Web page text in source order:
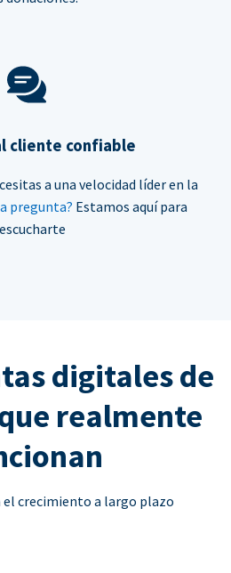
cliente confiable
a una velocidad líder en la
pregunta? Estamos aquí para
escucharte
digitales de
realmente
el crecimiento a largo plazo